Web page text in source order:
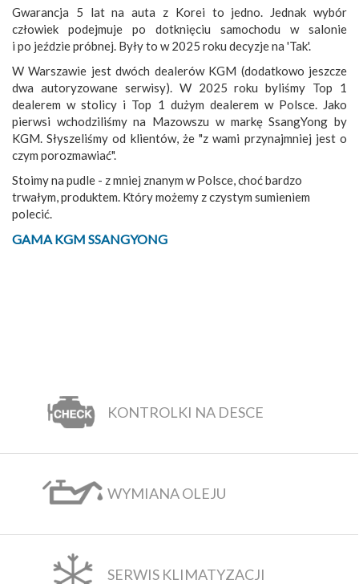
Gwarancja 5 lat na auta z Korei to jedno. Jednak wybór
człowiek podejmuje po dotknięciu samochodu w salonie
i po jeździe próbnej. Były to w 2025 roku decyzje na 'Tak'.
W Warszawie jest dwóch dealerów KGM (dodatkowo jeszcze
dwa autoryzowane serwisy). W 2025 roku byliśmy Top 1
dealerem w stolicy i Top 1 dużym dealerem w Polsce. Jako
pierwsi wchodziliśmy na Mazowszu w markę SsangYong by
KGM. Słyszeliśmy od klientów, że "z wami przynajmniej jest o
czym porozmawiać".
Stoimy na pudle - z mniej znanym w Polsce, choć bardzo
trwałym, produktem. Który możemy z czystym sumieniem
polecić.
GAMA KGM SSANGYONG
KONTROLKI NA DESCE
WYMIANA OLEJU
SERWIS KLIMATYZACJI